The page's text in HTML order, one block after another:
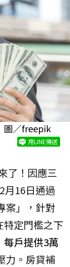
圖／freepik
用LINE傳送
了！因應三
月16日通過
案」，針對
特定門檻之下
每戶提供3萬
力。房貸補